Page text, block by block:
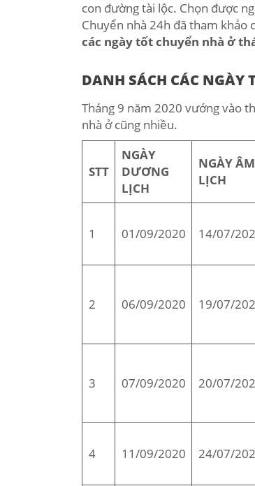
con đường tài lộc. Chọn được
Chuyển nhà 24h đã tham khảo
các ngày tốt chuyển nhà ở
DANH SÁCH CÁC NGÀY
Tháng 9 năm 2020 vướng vào
nhà ở cũng nhiều.
STT
NGÀY
DƯƠNG
LỊCH
NGÀY ÂM
LỊCH
1 01/09/2020 14/07/
2 06/09/2020 19/07/
3 07/09/2020 20/07/
4 11/09/2020 24/07/